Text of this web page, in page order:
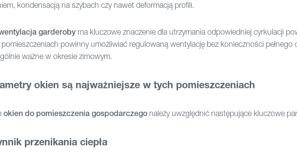
kondensacją na szybach czy nawet deformacją profili.
garderobyma kluczowe znaczenie dla utrzymania odpowiedniej cyrkulacji
powinny umożliwiać regulowaną wentylację bez konieczności pełnego
ważne w okresie zimowym.
okien są najważniejsze w tych pomieszczeniach
okien do pomieszczenia gospodarczegonależy uwzględnić następujące kluczowe
przenikania ciepła